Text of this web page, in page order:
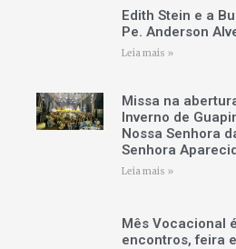
Edith Stein e a
Pe. Anderson
Leia mais »
Missa na
Inverno de
Nossa Senhora
Senhora
Leia mais »
Mês Vocacional
encontros, feira